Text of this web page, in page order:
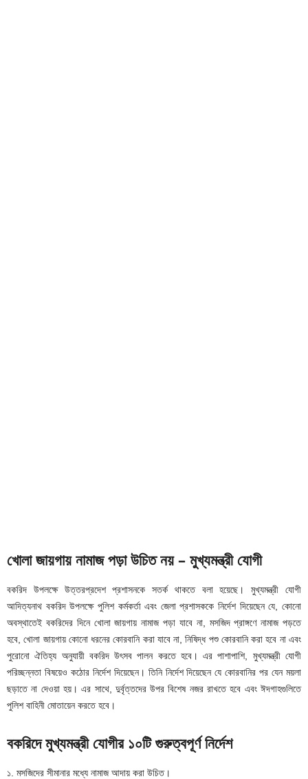
খোলা জায়গায় নামাজ পড়া উচিত নয় – মুখ্যমন্ত্রী যোগী
বকরিদ উপলক্ষে উত্তরপ্রদেশ প্রশাসনকে সতর্ক থাকতে বলা হয়েছে। মুখ্যমন্ত্রী যোগী
আদিত্যনাথ বকরিদ উপলক্ষে পুলিশ কর্মকর্তা এবং জেলা প্রশাসককে নির্দেশ দিয়েছেন যে, কোনো
অবস্থাতেই বকরিদের দিনে খোলা জায়গায় নামাজ পড়া যাবে না, মসজিদ প্রাঙ্গণে নামাজ পড়তে
হবে, খোলা জায়গায় কোনো ধরনের কোরবানি করা যাবে না, নিষিদ্ধ পশু কোরবানি করা হবে না এবং
পুরোনো ঐতিহ্য অনুযায়ী বকরিদ উৎসব পালন করতে হবে। এর পাশাপাশি, মুখ্যমন্ত্রী যোগী
পরিচ্ছন্নতা বিষয়েও কঠোর নির্দেশ দিয়েছেন। তিনি নির্দেশ দিয়েছেন যে কোরবানির পর যেন ময়লা
ছড়াতে না দেওয়া হয়। এর সাথে, দুর্বৃত্তদের উপর বিশেষ নজর রাখতে হবে এবং ঈদগাহগুলিতে
পুলিশ বাহিনী মোতায়েন করতে হবে।
বকরিদে মুখ্যমন্ত্রী যোগীর ১০টি গুরুত্বপূর্ণ নির্দেশ
১. মসজিদের সীমানার মধ্যে নামাজ আদায় করা উচিত।